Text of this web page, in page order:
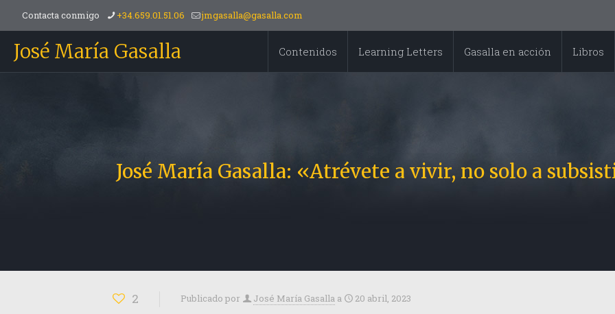
Contacta conmigo +34.659.01.51.06 jmgasalla@gasalla.com
José María Gasalla Contenidos Learning Letters Gasalla en acción Libros
José María Gasalla: «Atrévete a vivir, no solo a
2 Publicado por José María Gasalla a 20 abril, 2023